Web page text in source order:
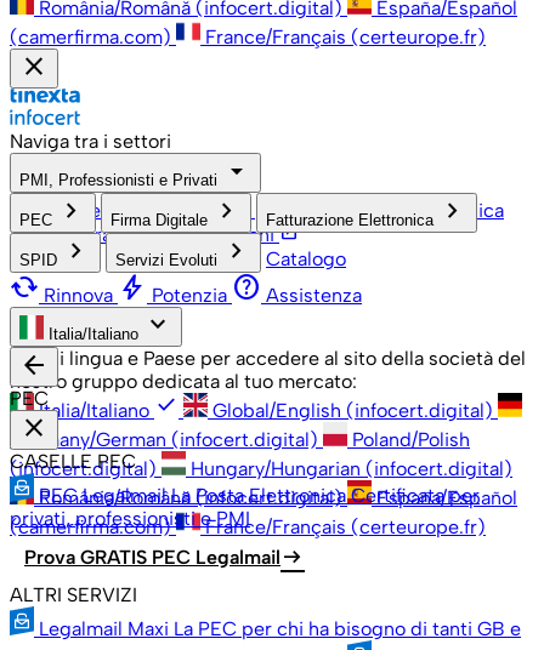
România/Română (infocert.digital)
España/Español
(camerfirma.com)
France/Français (certeurope.fr)
close
Naviga tra i settori
PMI, Professionisti e Privati arrow_drop_down
PMI, Professionisti e Privati check Grandi Aziende
Pubblica
Amministrazione Associazioni open_in_new
PEC keyboard_arrow_right Firma Digitale keyboard_arrow_right Fatturazione Elettronica keyboard_arrow_right
SPID keyboard_arrow_right Servizi Evoluti keyboard_arrow_right Catalogo
cached Rinnova bolt Potenzia help Assistenza
Italia/Italiano keyboard_arrow_down
Scegli lingua e Paese per accedere al sito della società del
nostro gruppo dedicata al tuo mercato:
Italia/Italiano check
Global/English (infocert.digital)
Germany/German (infocert.digital)
Poland/Polish
(infocert.digital)
Hungary/Hungarian (infocert.digital)
România/Română (infocert.digital)
España/Español
(camerfirma.com)
France/Français (certeurope.fr)
arrow_back
PEC
close
CASELLE PEC
PEC Legalmail La Posta Elettronica Certificata per
privati, professionisti e PMI
Prova GRATIS PEC Legalmail arrow_right_alt
ALTRI SERVIZI
Legalmail Maxi La PEC per chi ha bisogno di tanti GB e